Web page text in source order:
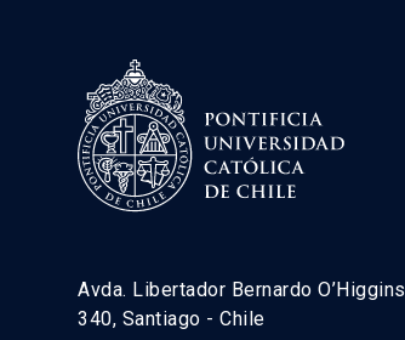
Avda. Libertador Bernardo O’Higgins
340, Santiago - Chile